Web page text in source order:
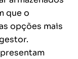
que o
opções mais